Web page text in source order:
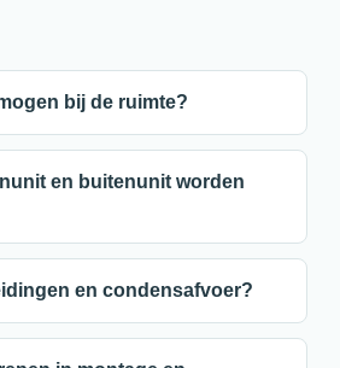
bij de ruimte?
en buitenunit worden
en condensafvoer?